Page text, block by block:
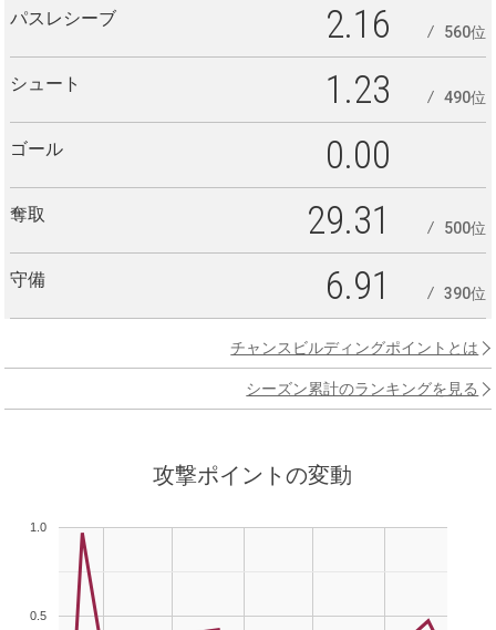
パスレシーブ 2.16 560位
シュート 1.23 490位
ゴール 0.00
奪取 29.31 500位
守備 6.91 390位
チャンスビルディングポイントとは
シーズン累計のランキングを見る
攻撃ポイントの変動
0.5
1.0